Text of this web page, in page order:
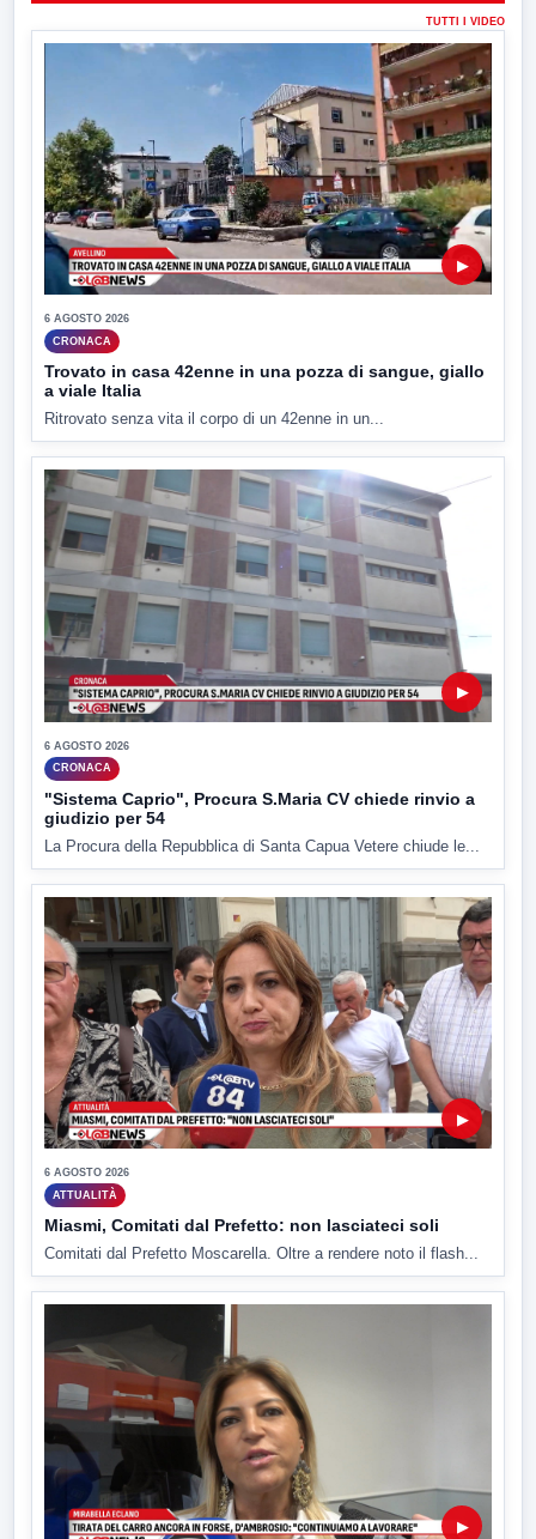
TUTTI I VIDEO
▶
6 AGOSTO 2026
CRONACA
Trovato in casa 42enne in una pozza di sangue, giallo
a viale Italia
Ritrovato senza vita il corpo di un 42enne in un...
▶
6 AGOSTO 2026
CRONACA
"Sistema Caprio", Procura S.Maria CV chiede rinvio a
giudizio per 54
La Procura della Repubblica di Santa Capua Vetere chiude le...
▶
6 AGOSTO 2026
ATTUALITÀ
Miasmi, Comitati dal Prefetto: non lasciateci soli
Comitati dal Prefetto Moscarella. Oltre a rendere noto il flash...
▶